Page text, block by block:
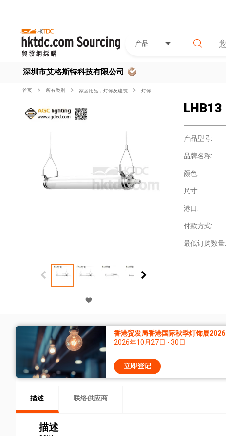
产品
深圳市艾格斯特科技有限公司
首页 所有类別 家居用品，灯饰及建筑 灯饰
LHB13
产品型号:
品牌名称:
颜色:
尺寸:
港口:
付款方式:
最低订购数量:
香港贸发局香港国际秋季灯饰展2026
2026年10月27日 - 30日
立即登记
描述 联络供应商
描述